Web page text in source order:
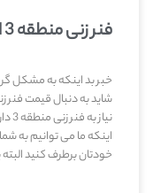
فنر زنی منطقه 3 ارزان کمتر از اتحادیه
خبر بد اینکه به مشکل
شاید به دنبال قیمت فنر
اینکه ما می توانیم به
خودتان برطرف کنید